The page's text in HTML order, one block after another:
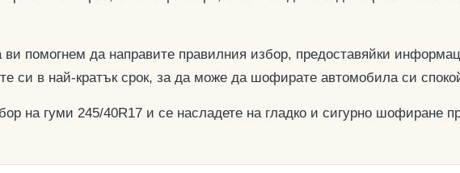
помогнем да направите правилния избор, предоставяйки
си в най-кратък срок, за да може да шофирате автомобила си
на гуми 245/40R17 и се насладете на гладко и сигурно шофиране